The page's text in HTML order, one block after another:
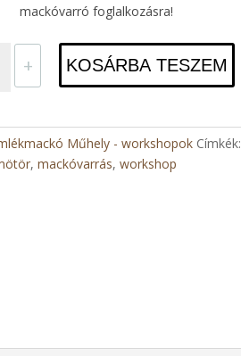
mackóvarró foglalkozásra!
+ KOSÁRBA TESZEM
Műhely - workshopok Címkék:
,mackóvarrás,workshop